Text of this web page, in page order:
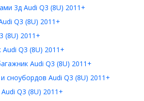
3д Audi Q3 (8U) 2011+
Q3 (8U) 2011+
(8U) 2011+
Q3 (8U) 2011+
Audi Q3 (8U) 2011+
сноубордов Audi Q3 (8U) 2011+
Q3 (8U) 2011+